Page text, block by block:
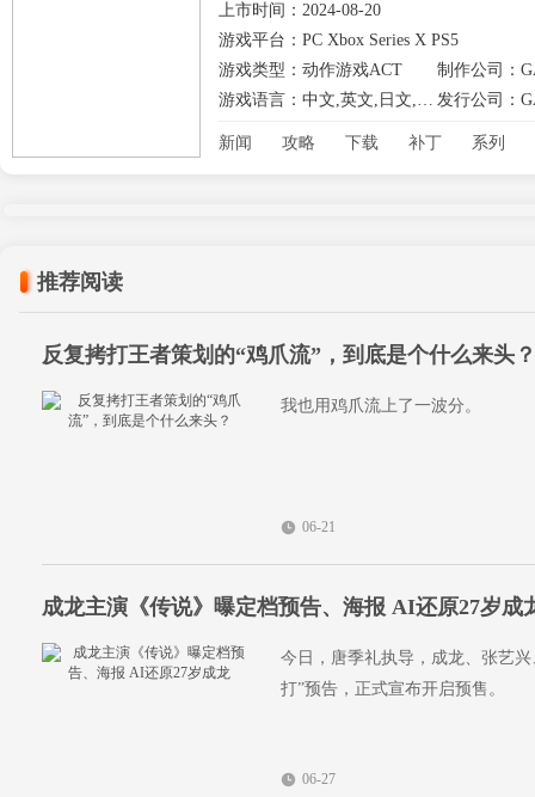
上市时间：2024-08-20
游戏平台：PC Xbox Series X PS5
游戏类型：动作游戏ACT
制作公司：
游戏语言：中文,英文,日文,其他 发行公司：
新闻 攻略 下载 补丁 系列
推荐阅读
反复拷打王者策划的“鸡爪流”，到底是个什么来头？
我也用鸡爪流上了一波分。
06-21
成龙主演《传说》曝定档预告、海报 AI还原27岁成
今日，唐季礼执导，成龙、张艺
打”预告，正式宣布开启预售。
06-27